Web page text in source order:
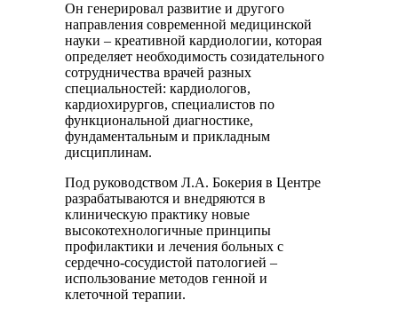
Он генерировал развитие и другого
направления современной медицинской
науки – креативной кардиологии, которая
определяет необходимость созидательного
сотрудничества врачей разных
специальностей: кардиологов,
кардиохирургов, специалистов по
функциональной диагностике,
фундаментальным и прикладным
дисциплинам.
Под руководством Л.А. Бокерия в Центре
разрабатываются и внедряются в
клиническую практику новые
высокотехнологичные принципы
профилактики и лечения больных с
сердечно-сосудистой патологией –
использование методов генной и
клеточной терапии.